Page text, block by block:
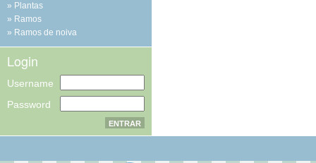
Plantas
Ramos
Ramos de noiva
Login
Username
Password